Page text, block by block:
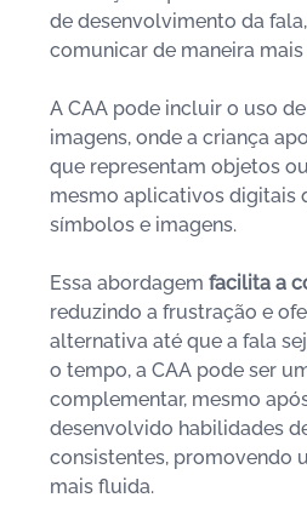
de desenvolvimento da
comunicar de maneira mais
A CAA pode incluir o uso
imagens, onde a criança
que representam objetos
mesmo aplicativos digitais
símbolos e imagens.
Essa abordagem facilita a
reduzindo a frustração e
alternativa até que a fala
o tempo, a CAA pode ser
complementar, mesmo
desenvolvido habilidades
consistentes, promovendo
mais fluida.